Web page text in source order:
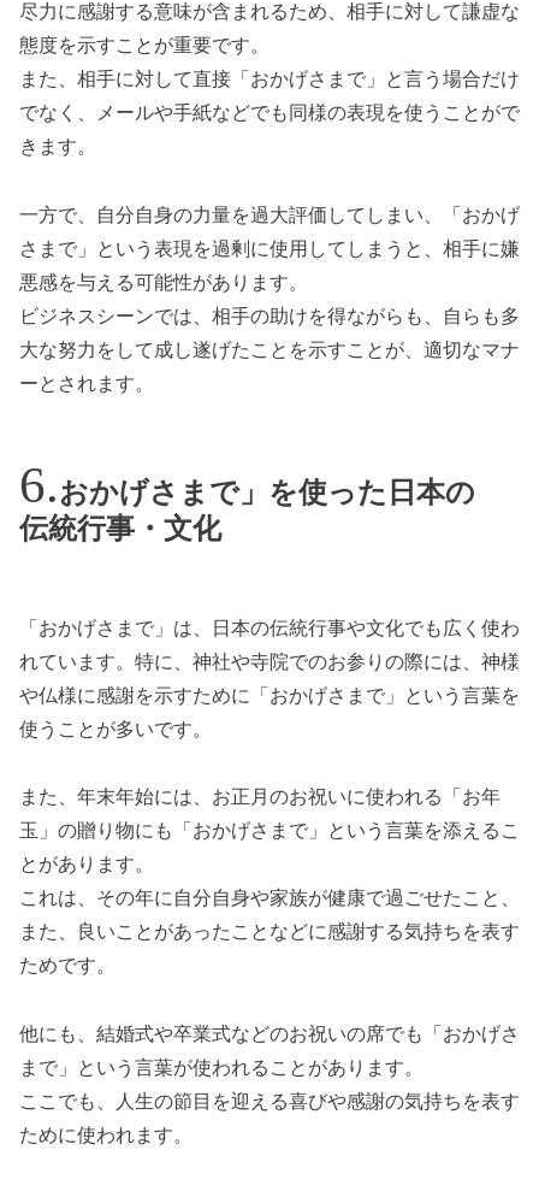
尽力に感謝する意味が含まれるため、相手に対して謙虚な
態度を示すことが重要です。
また、相手に対して直接「おかげさまで」と言う場合だけ
でなく、メールや手紙などでも同様の表現を使うことがで
きます。
一方で、自分自身の力量を過大評価してしまい、「おかげ
さまで」という表現を過剰に使用してしまうと、相手に嫌
悪感を与える可能性があります。
ビジネスシーンでは、相手の助けを得ながらも、自らも多
大な努力をして成し遂げたことを示すことが、適切なマナ
ーとされます。
おかげさまで」を使った日本の
伝統行事・文化
「おかげさまで」は、日本の伝統行事や文化でも広く使わ
れています。特に、神社や寺院でのお参りの際には、神様
や仏様に感謝を示すために「おかげさまで」という言葉を
使うことが多いです。
また、年末年始には、お正月のお祝いに使われる「お年
玉」の贈り物にも「おかげさまで」という言葉を添えるこ
とがあります。
これは、その年に自分自身や家族が健康で過ごせたこと、
また、良いことがあったことなどに感謝する気持ちを表す
ためです。
他にも、結婚式や卒業式などのお祝いの席でも「おかげさ
まで」という言葉が使われることがあります。
ここでも、人生の節目を迎える喜びや感謝の気持ちを表す
ために使われます。